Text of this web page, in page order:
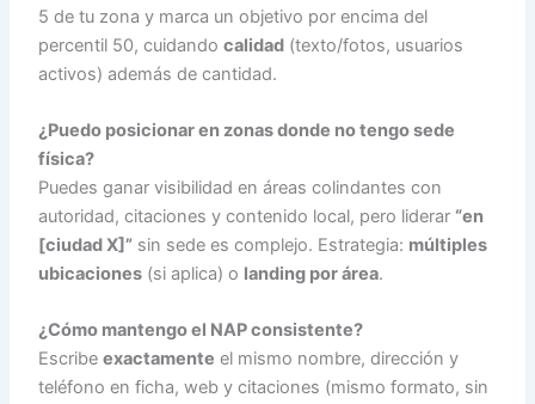
5 de tu zona y marca un objetivo por encima del
percentil 50, cuidandocalidad (texto/fotos, usuarios
activos) además de cantidad.
¿Puedo posicionar en zonas donde no tengo sede
física?
Puedes ganar visibilidad en áreas colindantes con
autoridad, citaciones y contenido local, pero liderar “en
[ciudad X]” sin sede es complejo. Estrategia: múltiples
ubicaciones (si aplica) o landing por área.
¿Cómo mantengo el NAP consistente?
Escribeexactamente el mismo nombre, dirección y
teléfono en ficha, web y citaciones (mismo formato, sin